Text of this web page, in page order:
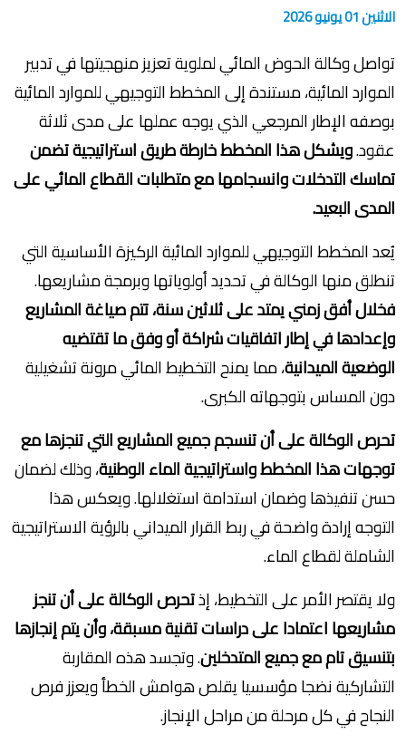
الاثنين 01 يونيو 2026
تواصل وكالة الحوض المائي لملوية تعزيز منهجيتها في تدبير
الموارد المائية، مستندة إلى المخطط التوجيهي للموارد المائية
بوصفه الإطار المرجعي الذي يوجه عملها على مدى ثلاثة
عقود.ويشكل هذا المخطط خارطة طريق استراتيجية تضمن
تماسك التدخلات وانسجامها مع متطلبات القطاع المائي على
المدى البعيد.
يُعد المخطط التوجيهي للموارد المائية الركيزة الأساسية التي
تنطلق منها الوكالة في تحديد أولوياتها وبرمجة مشاريعها.
فخلال أفق زمني يمتد على ثلاثين سنة، تتم صياغة المشاريع
وإعدادها في إطار اتفاقيات شراكة أو وفق ما تقتضيه
الوضعية الميدانية، مما يمنح التخطيط المائي مرونة تشغيلية
دون المساس بتوجهاته الكبرى.
تحرص الوكالة على أن تنسجم جميع المشاريع التي تنجزها مع
توجهات هذا المخطط واستراتيجية الماء الوطنية، وذلك لضمان
حسن تنفيذها وضمان استدامة استغلالها. ويعكس هذا
التوجه إرادة واضحة في ربط القرار الميداني بالرؤية الاستراتيجية
الشاملة لقطاع الماء.
ولا يقتصر الأمر على التخطيط، إذتحرص الوكالة على أن تنجز
مشاريعها اعتمادا على دراسات تقنية مسبقة، وأن يتم إنجازها
بتنسيق تام مع جميع المتدخلين. وتجسد هذه المقاربة
التشاركية نضجا مؤسسيا يقلص هوامش الخطأ ويعزز فرص
النجاح في كل مرحلة من مراحل الإنجاز.